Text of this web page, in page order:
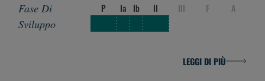
P Ia Ib II III F A
LEGGI DI PIÙ